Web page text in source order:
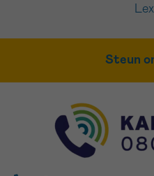
Steun